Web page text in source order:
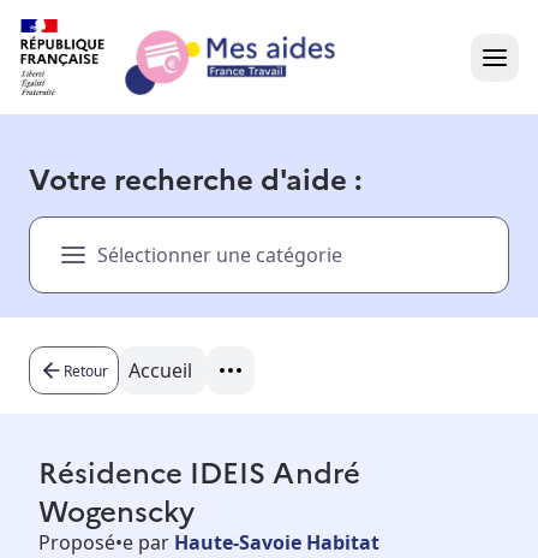
Présentation vidéo
Besoin d'aide ?
Votre recherche d'aide :
Sélectionner une catégorie
Retour Accueil
Résidence IDEIS André
Wogenscky
Proposé•e par Haute-Savoie Habitat